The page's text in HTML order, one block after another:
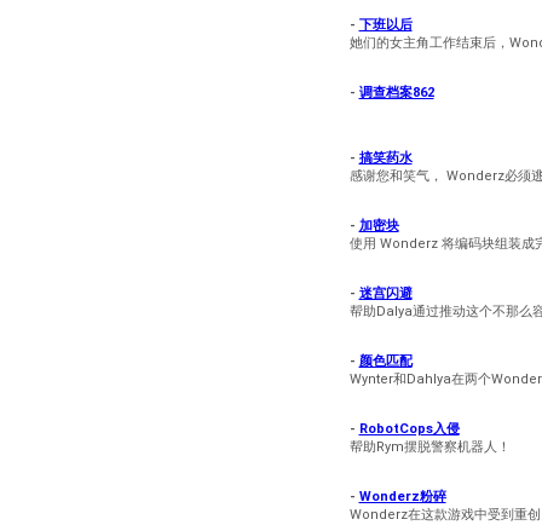
- 下班以后
她们的女主角工作结束后，
- 调查档案862
- 搞笑药水
感谢您和笑气， Wonderz必须
- 加密块
使用 Wonderz 将编码块组装成
- 迷宫闪避
帮助Dalya通过推动这个不那么
- 颜色匹配
Wynter和Dahlya在两个
- RobotCops入侵
帮助Rym摆脱警察机器人！
- Wonderz粉碎
Wonderz在这款游戏中受到重